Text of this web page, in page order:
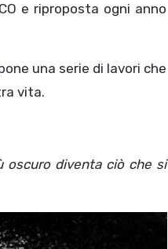
e riproposta ogni anno
una serie di lavori che
vita.
oscuro diventa ciò che si